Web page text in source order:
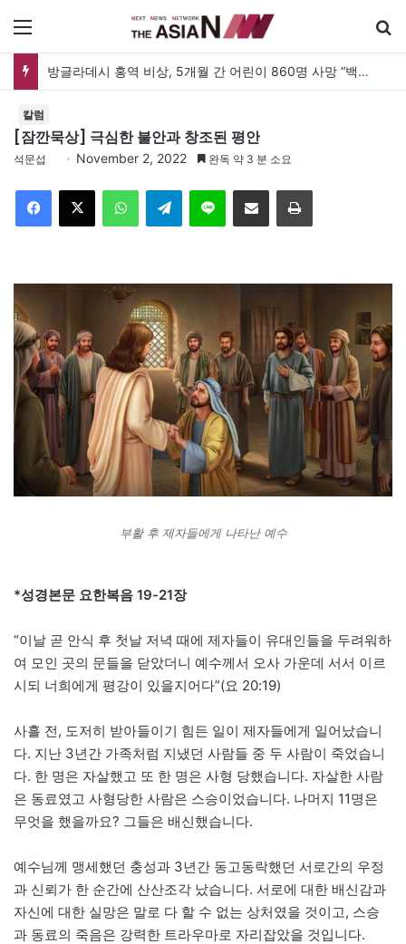
방글라데시 홍역 비상, 5개월 간 어린이 860명 사망 “백신 조달 시스템 변경이 화근”
칼럼
[잠깐묵상] 극심한 불안과 창조된 평안
석문섭 November 2, 2022 완독 약 3 분 소요
Telegram 이메일
부활 후 제자들에게 나타난 예수
*성경본문 요한복음 19-21장
“이날 곧 안식 후 첫날 저녁 때에 제자들이 유대인들을 두려워하
여 모인 곳의 문들을 닫았더니 예수께서 오사 가운데 서서 이르
시되 너희에게 평강이 있을지어다”(요 20:19)
사흘 전, 도저히 받아들이기 힘든 일이 제자들에게 일어났습니
다. 지난 3년간 가족처럼 지냈던 사람들 중 두 사람이 죽었습니
다. 한 명은 자살했고 또 한 명은 사형 당했습니다. 자살한 사람
은 동료였고 사형당한 사람은 스승이었습니다. 나머지 11명은
무엇을 했을까요? 그들은 배신했습니다.
예수님께 맹세했던 충성과 3년간 동고동락했던 서로간의 우정
과 신뢰가 한 순간에 산산조각 났습니다. 서로에 대한 배신감과
자신에 대한 실망은 말로 다 할 수 없는 상처였을 것이고, 스승
과 동료의 죽음은 강력한 트라우마로 자리잡았을 것입니다.